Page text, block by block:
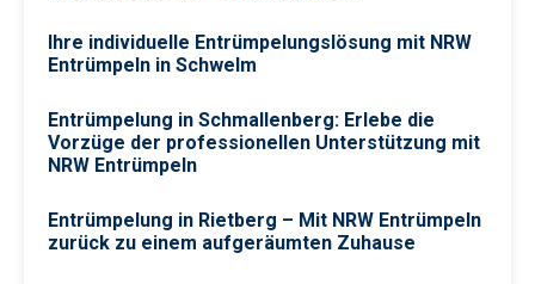
Ihre individuelle Entrümpelungslösung mit NRW
Entrümpeln in Schwelm
Entrümpelung in Schmallenberg: Erlebe die
Vorzüge der professionellen Unterstützung mit
NRW Entrümpeln
Entrümpelung in Rietberg – Mit NRW Entrümpeln
zurück zu einem aufgeräumten Zuhause